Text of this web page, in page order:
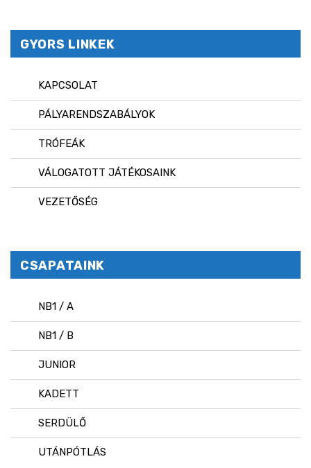
GYORS LINKEK
KAPCSOLAT
PÁLYARENDSZABÁLYOK
TRÓFEÁK
VÁLOGATOTT JÁTÉKOSAINK
VEZETŐSÉG
CSAPATAINK
NB1 / A
NB1 / B
JUNIOR
KADETT
SERDÜLŐ
UTÁNPÓTLÁS